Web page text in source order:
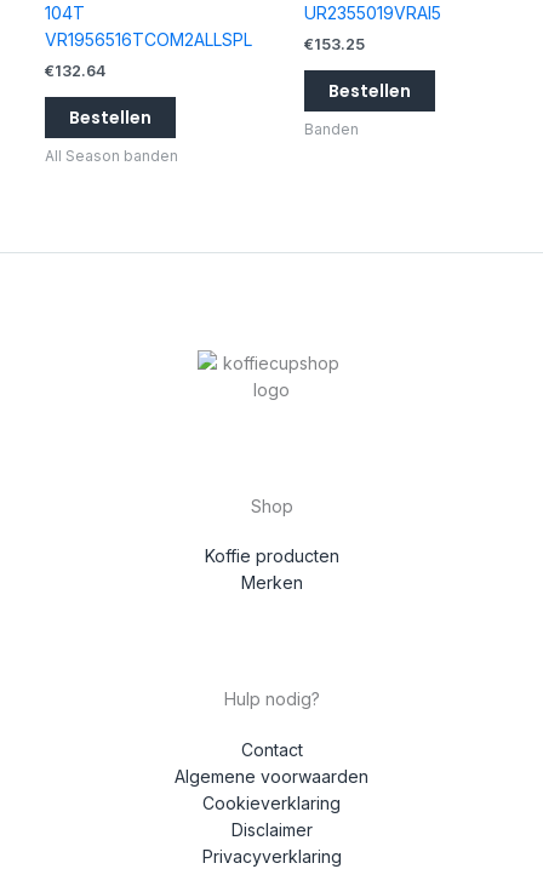
104T
VR1956516TCOM2ALLSPL
€132.64
Bestellen
All Season banden
UR2355019VRAI5
€153.25
Bestellen
Banden
Shop
Koffie producten
Merken
Hulp nodig?
Contact
Algemene voorwaarden
Cookieverklaring
Disclaimer
Privacyverklaring